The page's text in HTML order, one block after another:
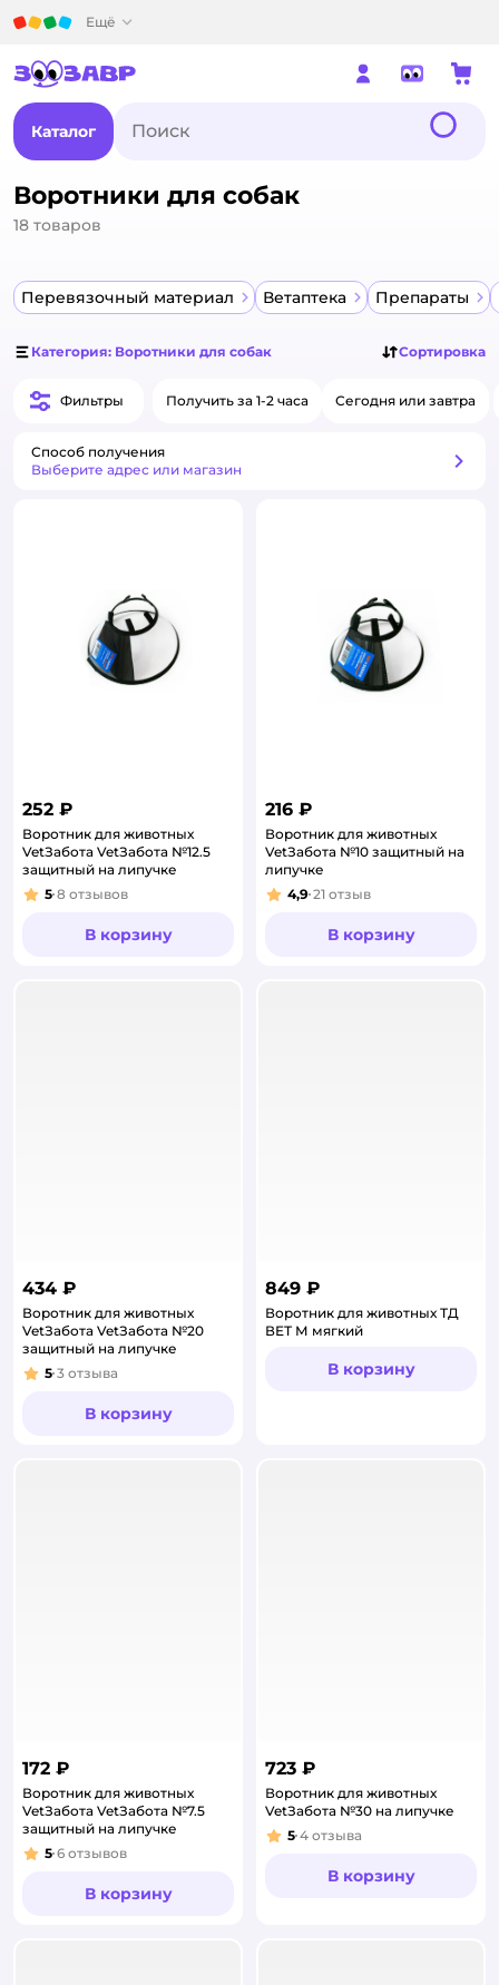
Ещё
Каталог
Воротники для собак
18 товаров
Перевязочный материал Ветаптека Препараты
Категория: Воротники для собак Сортировка
Фильтры Получить за 1-2 часа Сегодня или завтра
Способ получения
Выберите адрес или магазин
252 ₽
Воротник для животных
VetЗабота VetЗабота №12.5
защитный на липучке
Рейтинг:
5 8 отзывов
В корзину
216 ₽
Воротник для животных
VetЗабота №10 защитный на
липучке
Рейтинг:
4,9 21 отзыв
В корзину
434 ₽
Воротник для животных
VetЗабота VetЗабота №20
защитный на липучке
Рейтинг:
5 3 отзыва
В корзину
849 ₽
Воротник для животных ТД
ВЕТ М мягкий
В корзину
172 ₽
Воротник для животных
VetЗабота VetЗабота №7.5
защитный на липучке
Рейтинг:
5 6 отзывов
В корзину
723 ₽
Воротник для животных
VetЗабота №30 на липучке
Рейтинг:
5 4 отзыва
В корзину